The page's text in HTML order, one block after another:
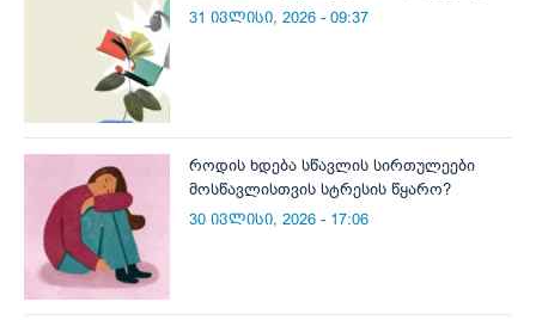
31 ივლისი, 2026 - 09:37
როდის ხდება სწავლის სირთულეები
მოსწავლისთვის სტრესის წყარო?
30 ივლისი, 2026 - 17:06